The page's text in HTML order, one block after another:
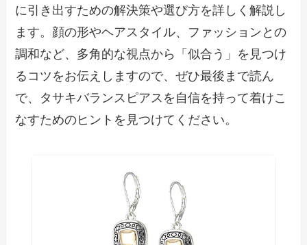
に引き出すための解決策や選び方を詳しく解説し
ます。顔の形やヘアスタイル、ファッションとの
調和など、多角的な視点から「似合う」を見つけ
るコツをお伝えしますので、ぜひ最後まで読ん
で、タサキバランスピアスを自信を持って着けこ
なすためのヒントを見つけてください。